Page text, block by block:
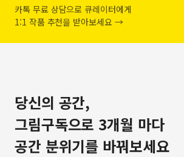
카톡 무료 상담으로 큐레이터에게
1:1 작품 추천을 받아보세요 →
당신의 공간,
그림구독으로 3개월 마다
공간 분위기를 바꿔보세요